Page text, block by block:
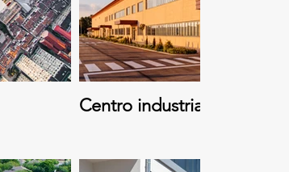
Centro industrial em Itu